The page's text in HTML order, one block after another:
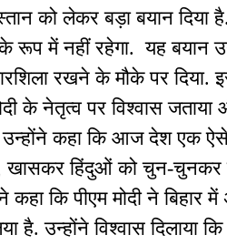
को लेकर बड़ा बयान दिया
रूप में नहीं रहेगा. यह बयान
रखने के मौके पर दिया.
के नेतृत्व पर विश्वास जताया
उन्होंने कहा कि आज देश एक
खासकर हिंदुओं को चुन-चुनकर
कहा कि पीएम मोदी ने
उन्होंने विश्वास दिलाया